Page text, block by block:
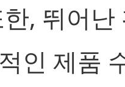
, 뛰어난
인 제품